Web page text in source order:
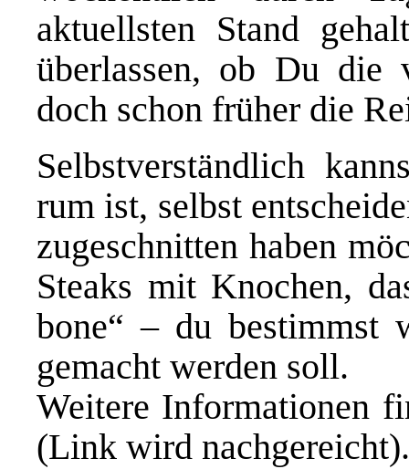
aktuellsten Stand
überlassen, ob Du die
doch schon früher die
Selbstverständlich
rum ist, selbst
zugeschnitten haben
Steaks mit Knochen,
bone“ – du bestimmst
gemacht werden soll.
Weitere Informationen
(Link wird nachgereicht).